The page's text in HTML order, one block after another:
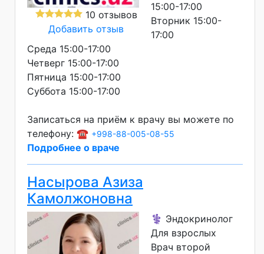
10 отзывов
Добавить отзыв
15:00-17:00
Вторник 15:00-
17:00
Среда 15:00-17:00
Четверг 15:00-17:00
Пятница 15:00-17:00
Суббота 15:00-17:00
Записаться на приём к врачу вы можете по
телефону: ☎️ +998-88-005-08-55
Подробнее о враче
Насырова Азиза
Камолжоновна
⚕️ Эндокринолог
Для взрослых
Врач второй